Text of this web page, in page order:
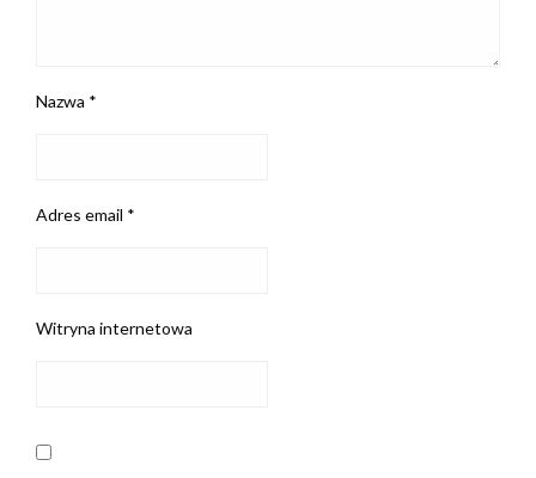
Nazwa *
Adres email *
Witryna internetowa